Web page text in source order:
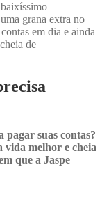
grana extra no
em dia e ainda
de
pagar suas contas?
vida melhor e cheia
que a Jaspe